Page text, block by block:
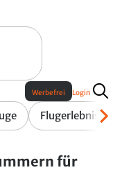
Flugerlebnis
Werbefrei Login
für